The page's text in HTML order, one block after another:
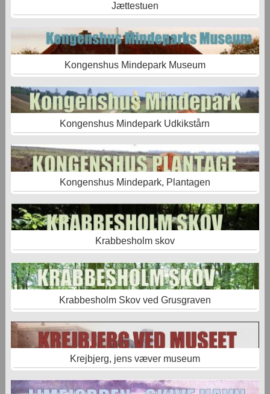
Jættestuen
Kongenshus Mindepark Museum
Kongenshus Mindepark Udkikstårn
Kongenshus Mindepark, Plantagen
Krabbesholm skov
Krabbesholm Skov ved Grusgraven
Krejbjerg, jens væver museum